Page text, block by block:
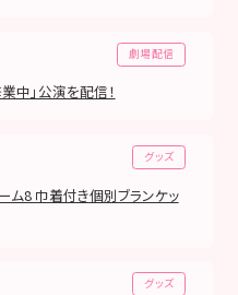
劇場配信
中」公演を配信！
グッズ
ム8 巾着付き個別ブランケッ
グッズ